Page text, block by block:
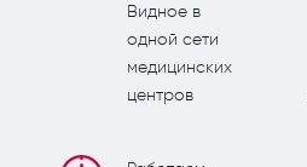
Видное в
одной сети
медицинских
центров